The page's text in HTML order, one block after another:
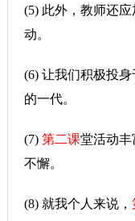
(5) 此外，教师还
动。
(6) 让我们积极投身
的一代。
(7) 第二课堂活动丰
不懈。
(8) 就我个人来说，